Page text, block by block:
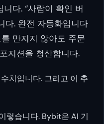
니다. “사람이 확인 버
다. 완전 자동화입니다
만지지 않아도 주문
지션을 청산합니다.
치입니다. 그리고 이 추
렇습니다. Bybit은 AI 기